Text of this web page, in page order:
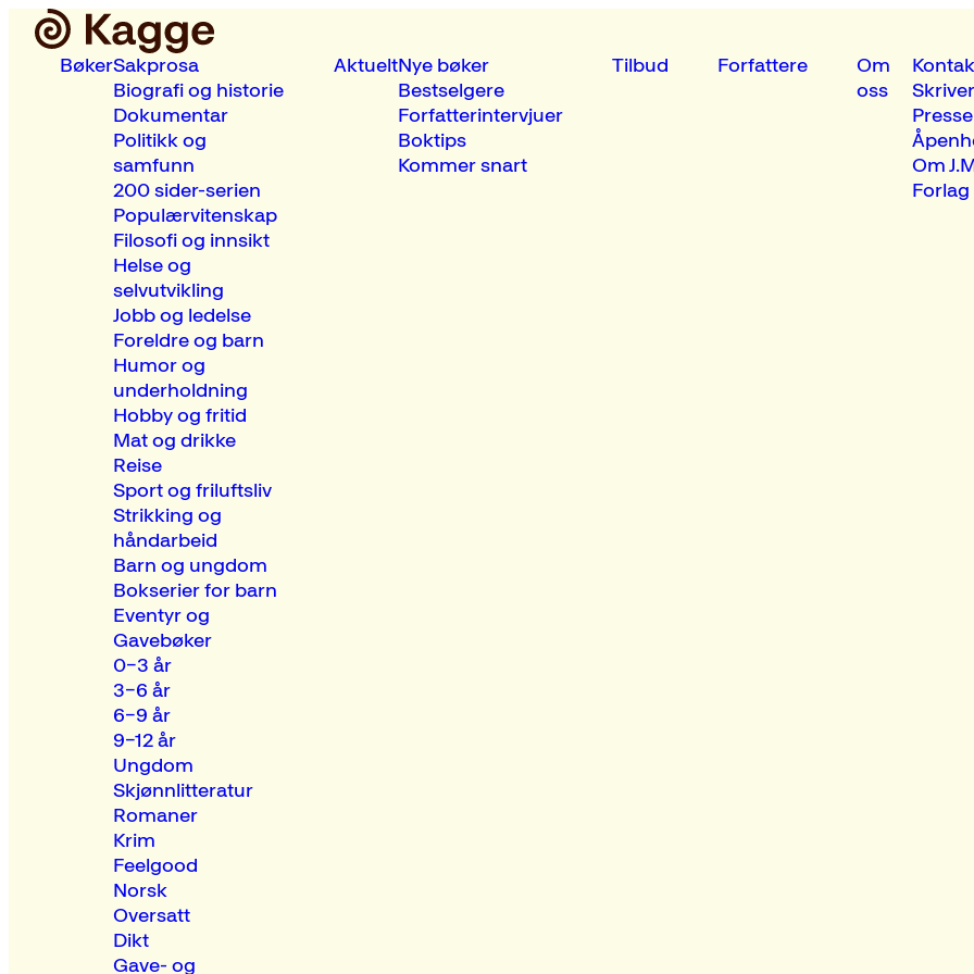
BøkerSakprosa
Biografi og historie
Dokumentar
Politikk og
samfunn
200 sider-serien
Populærvitenskap
Filosofi og innsikt
Helse og
selvutvikling
Jobb og ledelse
Foreldre og barn
Humor og
underholdning
Hobby og fritid
Mat og drikke
Reise
Sport og friluftsliv
Strikking og
håndarbeid
Barn og ungdom
Bokserier for barn
Eventyr og
Gavebøker
0–3 år
3–6 år
6–9 år
9–12 år
Ungdom
Skjønnlitteratur
Romaner
Krim
Feelgood
Norsk
Oversatt
Dikt
Gave- og
AktueltNye bøker
Bestselgere
Forfatterintervjuer
Boktips
Kommer snart
Tilbud Forfattere
Om
oss
Presse
Om
Forlag